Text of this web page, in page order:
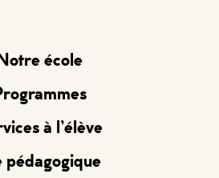
école
à l’élève
pédagogique